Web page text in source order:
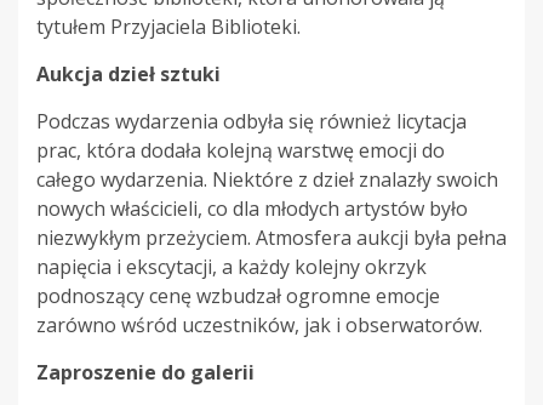
tytułem Przyjaciela Biblioteki.
Aukcja dzieł sztuki
Podczas wydarzenia odbyła się również licytacja
prac, która dodała kolejną warstwę emocji do
całego wydarzenia. Niektóre z dzieł znalazły swoich
nowych właścicieli, co dla młodych artystów było
niezwykłym przeżyciem. Atmosfera aukcji była pełna
napięcia i ekscytacji, a każdy kolejny okrzyk
podnoszący cenę wzbudzał ogromne emocje
zarówno wśród uczestników, jak i obserwatorów.
Zaproszenie do galerii